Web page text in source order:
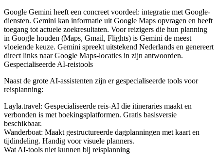
Google Gemini heeft een concreet voordeel: integratie met Google-
diensten. Gemini kan informatie uit Google Maps opvragen en heeft
toegang tot actuele zoekresultaten. Voor reizigers die hun planning
in Google houden (Maps, Gmail, Flights) is Gemini de meest
vloeiende keuze. Gemini spreekt uitstekend Nederlands en genereert
direct links naar Google Maps-locaties in zijn antwoorden.
Gespecialiseerde AI-reistools
Naast de grote AI-assistenten zijn er gespecialiseerde tools voor
reisplanning:
Layla.travel: Gespecialiseerde reis-AI die itineraries maakt en
verbonden is met boekingsplatformen. Gratis basisversie
beschikbaar.
Wanderboat: Maakt gestructureerde dagplanningen met kaart en
tijdindeling. Handig voor visuele planners.
Wat AI-tools niet kunnen bij reisplanning